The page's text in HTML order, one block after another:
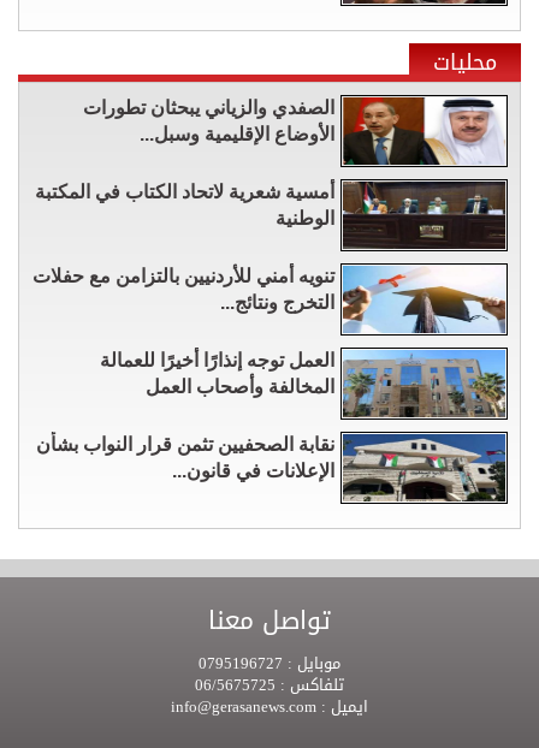
محليات
الصفدي والزياني يبحثان تطورات
الأوضاع الإقليمية وسبل...
أمسية شعرية لاتحاد الكتاب في المكتبة
الوطنية
تنويه أمني للأردنيين بالتزامن مع حفلات
التخرج ونتائج...
العمل توجه إنذارًا أخيرًا للعمالة
المخالفة وأصحاب العمل
نقابة الصحفيين تثمن قرار النواب بشأن
الإعلانات في قانون...
تواصل معنا
موبايل :
تلفاكس :
ايميل :